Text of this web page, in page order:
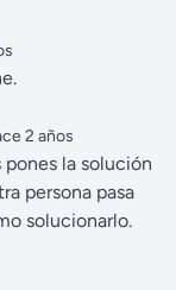
2 años
pones la solución
persona pasa
solucionarlo.